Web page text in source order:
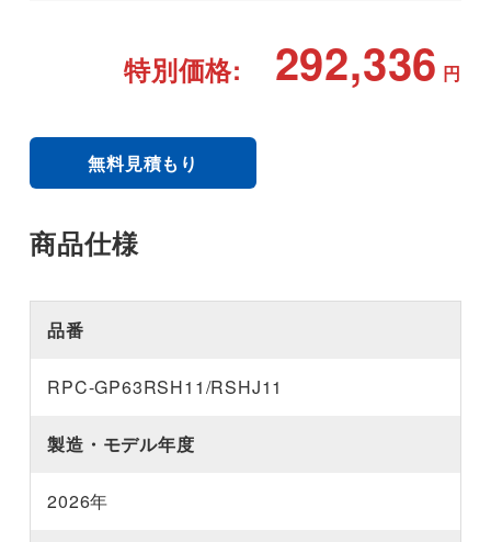
特別価格: 292,336 円
無料見積もり
商品仕様
品番
RPC-GP63RSH11/RSHJ11
製造・モデル年度
2026年